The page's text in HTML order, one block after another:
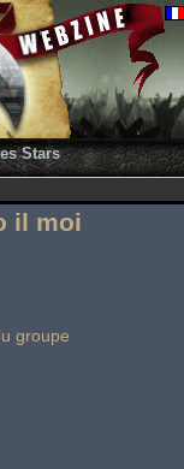
Stars
il moi
groupe